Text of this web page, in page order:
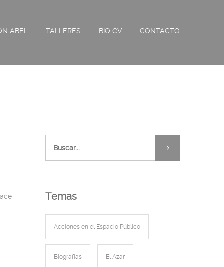
ABEL TALLERES BIO CV CONTACTO
Temas
Acciones en el Espacio Público
Biografías El Azar